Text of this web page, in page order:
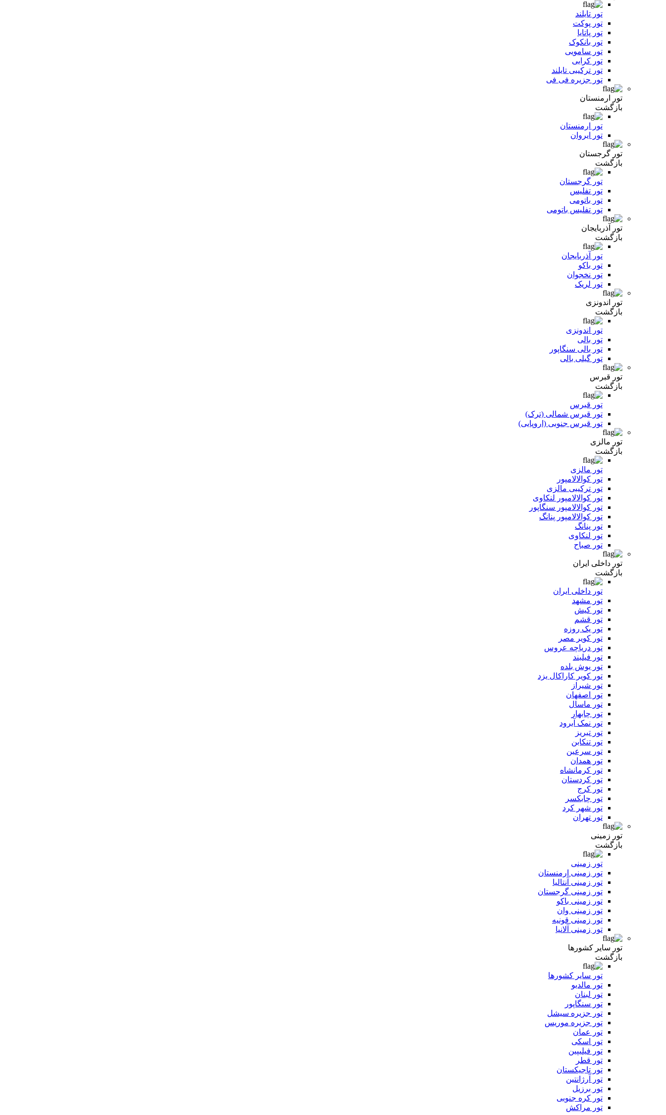
تور تایلند
تور پوکت
تور پاتایا
تور بانکوک
تور سامویی
تور کرابی
تور ترکیبی تایلند
تور جزیره فی فی
تور ارمنستان
بازگشت
تور ارمنستان
تور ایروان
تور گرجستان
بازگشت
تور گرجستان
تور تفلیس
تور باتومی
تور تفلیس باتومی
تور آذربایجان
بازگشت
تور آذربایجان
تور باکو
تور نخجوان
تور لریک
تور اندونزی
بازگشت
تور اندونزی
تور بالی
تور بالی سنگاپور
تور گیلی بالی
تور قبرس
بازگشت
تور قبرس
تور قبرس شمالی (ترک)
تور قبرس جنوبی (اروپایی)
تور مالزی
بازگشت
تور مالزی
تور کوالالامپور
تور ترکیبی مالزی
تور کوالالامپور لنکاوی
تور کوالالامپور سنگاپور
تور کوالالامپور پنانگ
تور پنانگ
تور لنکاوی
تور صباح
تور داخلی ایران
بازگشت
تور داخلی ایران
تور مشهد
تور کیش
تور قشم
تور یک روزه
تور کویر مصر
تور دریاچه عروس
تور فیلبند
تور یوش بلده
تور کویر کاراکال یزد
تور شیراز
تور اصفهان
تور ماسال
تور چابهار
تور نمک آبرود
تور تبریز
تور تنکابن
تور سرعین
تور همدان
تور کرمانشاه
تور کردستان
تور کرج
تور چابکسر
تور شهر کرد
تور تهران
تور زمینی
بازگشت
تور زمینی
تور زمینی ارمنستان
تور زمینی آنتالیا
تور زمینی گرجستان
تور زمینی باکو
تور زمینی وان
تور زمینی قونیه
تور زمینی آلانیا
تور سایر کشورها
بازگشت
تور سایر کشورها
تور مالدیو
تور لبنان
تور سنگاپور
تور جزیره سیشل
تور جزیره موریس
تور عمان
تور اسکی
تور فیلیپین
تور قطر
تور تاجیکستان
تور آرژانتین
تور برزیل
تور کره جنوبی
تور مراکش